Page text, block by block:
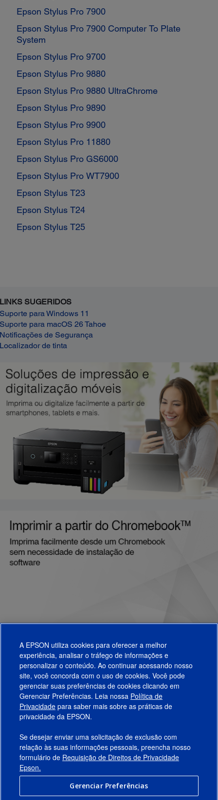
Epson Stylus Pro 7900
Epson Stylus Pro 7900 Computer To Plate
System
Epson Stylus Pro 9700
Epson Stylus Pro 9880
Epson Stylus Pro 9880 UltraChrome
Epson Stylus Pro 9890
Epson Stylus Pro 9900
Epson Stylus Pro 11880
Epson Stylus Pro GS6000
Epson Stylus Pro WT7900
Epson Stylus T23
Epson Stylus T24
Epson Stylus T25
LINKS SUGERIDOS
Suporte para Windows 11
Suporte para macOS 26 Tahoe
Notificações de Segurança
Localizador de tinta
Produtos
Suporte
Links Sugeridos
Empresa
Conecte-se com a Epson
A EPSON utiliza cookies para oferecer a melhor
experiência, analisar o tráfego de informações e
personalizar o conteúdo. Ao continuar acessando nosso
site, você concorda com o uso de cookies. Você pode
gerenciar suas preferências de cookies clicando em
Gerenciar Preferências. Leia nossa Política de
Privacidade para saber mais sobre as práticas de
privacidade da EPSON.
Se desejar enviar uma solicitação de exclusão com
relação às suas informações pessoais, preencha nosso
formulário de Requisição de Direitos de Privacidade
Epson.
Gerenciar Preferências